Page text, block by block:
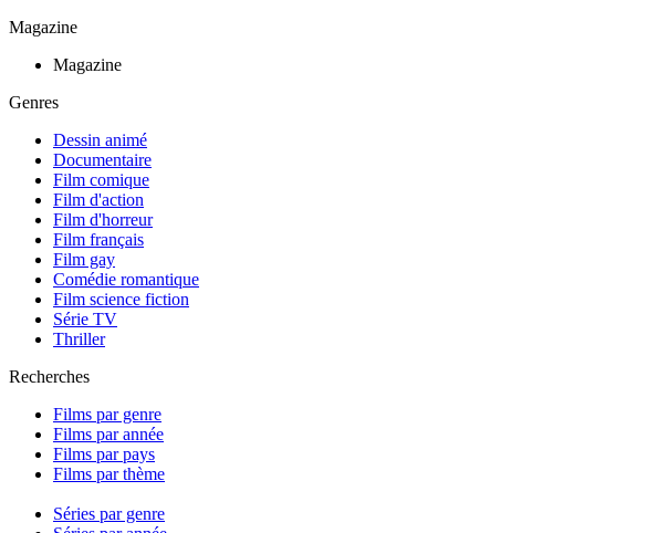
Magazine
Magazine
Genres
Dessin animé
Documentaire
Film comique
Film d'action
Film d'horreur
Film français
Film gay
Comédie romantique
Film science fiction
Série TV
Thriller
Recherches
Films par genre
Films par année
Films par pays
Films par thème
Séries par genre